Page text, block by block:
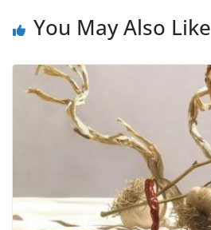
You May Also Like